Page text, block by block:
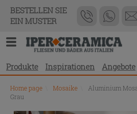
BESTELLEN SIE
EIN MUSTER
Produkte Inspirationen Angebote
Home page Mosaike
Aluminium
Grau